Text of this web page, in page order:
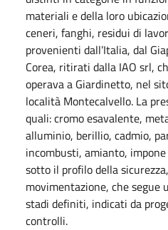
materiali e della loro
ceneri, fanghi, residui di
provenienti dall’Italia, dal
Corea, ritirati dalla IAO srl,
operava a Giardinetto, nel
località Montecalvello. La
quali: cromo esavalente,
alluminio, berillio, cadmio,
incombusti, amianto,
sotto il profilo della
movimentazione, che
stadi definiti, indicati da
controlli.